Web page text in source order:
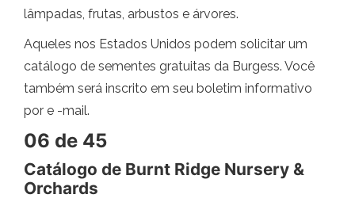
lâmpadas, frutas, arbustos e árvores.
Aqueles nos Estados Unidos podem solicitar um
catálogo de sementes gratuitas da Burgess. Você
também será inscrito em seu boletim informativo
por e -mail.
06 de 45
Catálogo de Burnt Ridge Nursery &
Orchards